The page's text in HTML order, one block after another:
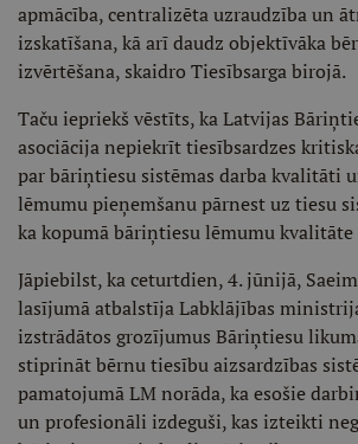
apmācība, centralizēta uzraudzība un
izskatīšana, kā arī daudz objektīvāka
izvērtēšana, skaidro Tiesībsarga birojā.
Taču iepriekš vēstīts, ka Latvijas
asociācija nepiekrīt tiesībsardzes
par bāriņtiesu sistēmas darba kvalitāti
lēmumu pieņemšanu pārnest uz tiesu
ka kopumā bāriņtiesu lēmumu kvalitāte
Jāpiebilst, ka ceturtdien, 4. jūnijā,
lasījumā atbalstīja Labklājības
izstrādātos grozījumus Bāriņtiesu
stiprināt bērnu tiesību aizsardzības
pamatojumā LM norāda, ka esošie
un profesionāli izdeguši, kas izteikti